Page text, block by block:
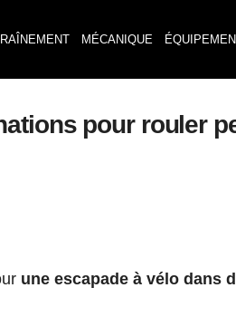
MÉCANIQUE
pour rouler
une escapade à vélo dans